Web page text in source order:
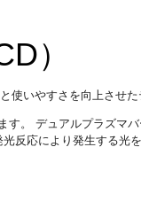
）
いやすさを向上させた
。 デュアルプラズマ
反応により発生する光